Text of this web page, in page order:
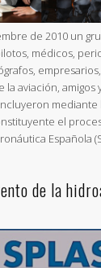
de 2010 un
médicos,
la aviación, amigos
el
Española
de la